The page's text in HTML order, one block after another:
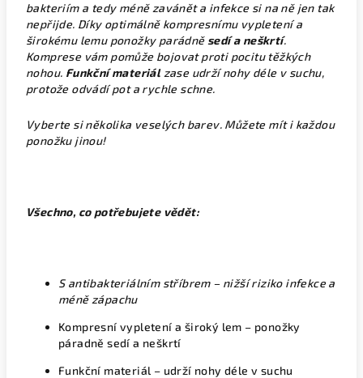
bakteriím a tedy méně zavánět a infekce si na ně jen tak
nepřijde. Díky optimálně kompresnímu vypletení a
širokému lemu ponožky parádně sedí a neškrtí.
Komprese vám pomůže bojovat proti pocitu těžkých
nohou. Funkční materiál zase udrží nohy déle v suchu,
protože odvádí pot a rychle schne.
Vyberte si několika veselých barev. Můžete mít i každou
ponožku jinou!
Všechno, co potřebujete vědět:
S antibakteriálním stříbrem – nižší riziko infekce a
méně zápachu
Kompresní vypletení a široký lem – ponožky
páradně sedí a neškrtí
Funkční materiál – udrží nohy déle v suchu